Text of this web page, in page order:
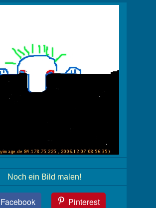
Noch ein Bild malen!
Facebook Pinterest